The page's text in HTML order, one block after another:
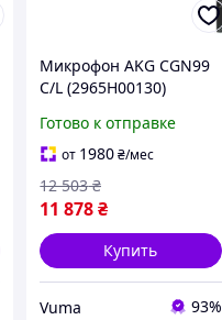
Микрофон AKG CGN99
C/L (2965H00130)
Готово к отправке
от 1980₴/мес
11 878₴
12 503 ₴
Купить
Vuma 93%